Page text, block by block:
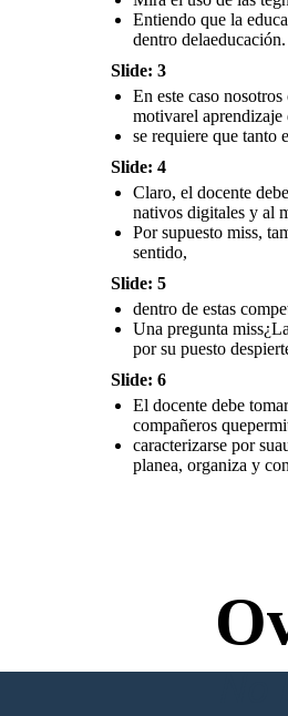
permitan fortalecer las competencias digitales,
caracterizarse por su
ayuda del docente ,
desaprender;
selecciona y
curriculares que
desea
profundizar; planea,
organiza y controla su
proceso de
Entiendo que la
dentro delaeducación.
Slide: 3
En este caso
motivarel aprendizaje
se requiere que tanto
Slide: 4
Claro, el docente
nativos digitales y al
Por supuesto miss,
sentido,
Slide: 5
dentro de estas
Una pregunta
por su puesto
Slide: 6
El docente debe
compañeros
caracterizarse por
planea, organiza y
No